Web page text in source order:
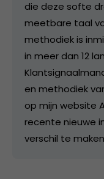
die deze softe
meetbare taal
methodiek is
in meer dan 12
en methodiek
op mijn website
recente nieuwe
verschil te